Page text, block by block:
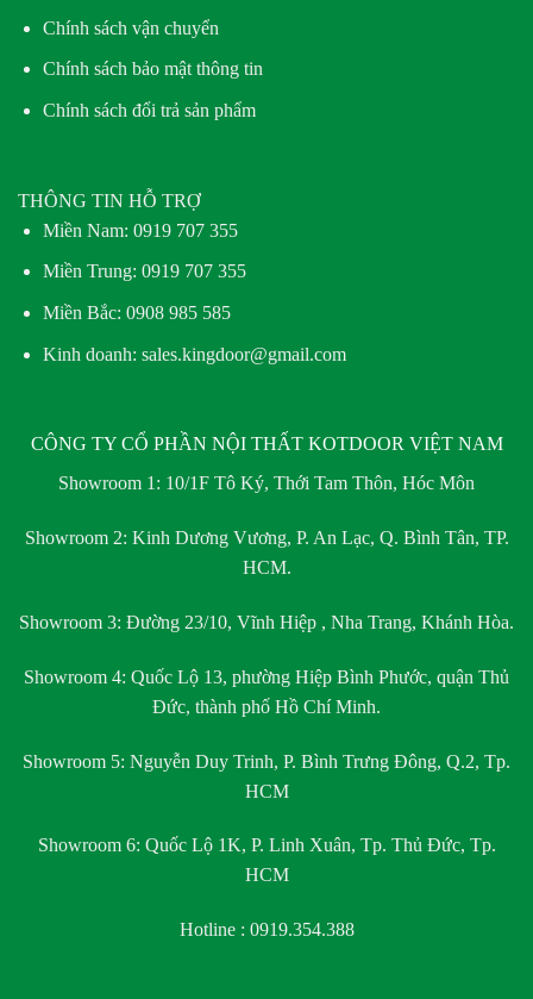
Chính sách vận chuyển
Chính sách bảo mật thông tin
Chính sách đổi trả sản phẩm
THÔNG TIN HỖ TRỢ
Miền Nam: 0919 707 355
Miền Trung: 0919 707 355
Miền Bắc: 0908 985 585
Kinh doanh: sales.kingdoor@gmail.com
CÔNG TY CỔ PHẦN NỘI THẤT KOTDOOR VIỆT NAM
Showroom 1: 10/1F Tô Ký, Thới Tam Thôn, Hóc Môn
Showroom 2: Kinh Dương Vương, P. An Lạc, Q. Bình Tân, TP.
HCM.
Showroom 3: Đường 23/10, Vĩnh Hiệp , Nha Trang, Khánh Hòa.
Showroom 4: Quốc Lộ 13, phường Hiệp Bình Phước, quận Thủ
Đức, thành phố Hồ Chí Minh.
Showroom 5: Nguyễn Duy Trinh, P. Bình Trưng Đông, Q.2, Tp.
HCM
Showroom 6: Quốc Lộ 1K, P. Linh Xuân, Tp. Thủ Đức, Tp.
HCM
Hotline : 0919.354.388